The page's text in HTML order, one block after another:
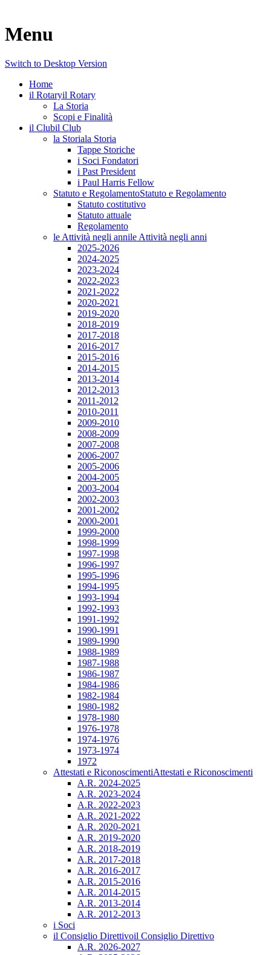
Menu
Switch to Desktop Version
Home
il Rotaryil Rotary
La Storia
Scopi e Finalità
il Clubil Club
la Storiala Storia
Tappe Storiche
i Soci Fondatori
i Past President
i Paul Harris Fellow
Statuto e RegolamentoStatuto e Regolamento
Statuto costitutivo
Statuto attuale
Regolamento
le Attività negli annile Attività negli anni
2025-2026
2024-2025
2023-2024
2022-2023
2021-2022
2020-2021
2019-2020
2018-2019
2017-2018
2016-2017
2015-2016
2014-2015
2013-2014
2012-2013
2011-2012
2010-2011
2009-2010
2008-2009
2007-2008
2006-2007
2005-2006
2004-2005
2003-2004
2002-2003
2001-2002
2000-2001
1999-2000
1998-1999
1997-1998
1996-1997
1995-1996
1994-1995
1993-1994
1992-1993
1991-1992
1990-1991
1989-1990
1988-1989
1987-1988
1986-1987
1984-1986
1982-1984
1980-1982
1978-1980
1976-1978
1974-1976
1973-1974
1972
Attestati e RiconoscimentiAttestati e Riconoscimenti
A.R. 2024-2025
A.R. 2023-2024
A.R. 2022-2023
A.R. 2021-2022
A.R. 2020-2021
A.R. 2019-2020
A.R. 2018-2019
A.R. 2017-2018
A.R. 2016-2017
A.R. 2015-2016
A.R. 2014-2015
A.R. 2013-2014
A.R. 2012-2013
i Soci
il Consiglio Direttivoil Consiglio Direttivo
A.R. 2026-2027